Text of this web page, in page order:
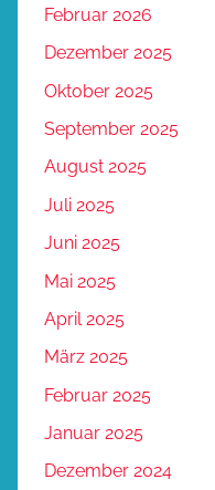
Februar 2026
Dezember 2025
Oktober 2025
September 2025
August 2025
Juli 2025
Juni 2025
Mai 2025
April 2025
März 2025
Februar 2025
Januar 2025
Dezember 2024